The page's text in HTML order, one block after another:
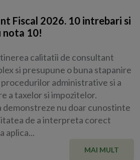
Fiscal 2026. 10 intrebari si
nota 10!
calitatii de consultant
si presupune o buna stapanire
administrative si a
a taxelor si impozitelor.
demonstreze nu doar cunostinte
de a interpreta corect
aplica...
MAI MULT